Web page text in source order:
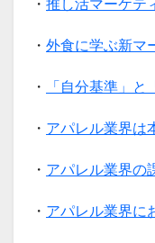
・ 推し活マーケテ
・ 外食に学ぶ新マ
・ 「自分基準」
・ アパレル業界は
・ アパレル業界の
・ アパレル業界に